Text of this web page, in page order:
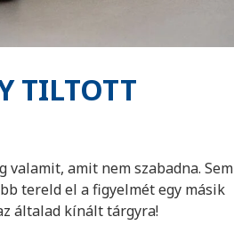
TILTOTT
amit nem szabadna. Sem
tereld el a figyelmét egy másik
általad kínált tárgyra!